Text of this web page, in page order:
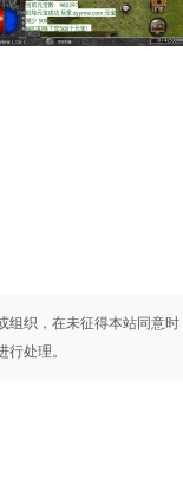
织，在未征得本站同意
行处理。